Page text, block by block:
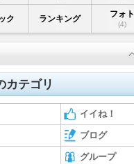
ク ランキング フォト
(4)
カテゴリ
イイね！
ブログ
グループ